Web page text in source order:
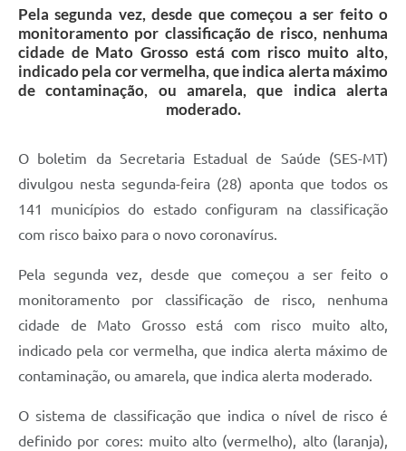
Pela segunda vez, desde que começou a ser feito o
monitoramento por classificação de risco, nenhuma
cidade de Mato Grosso está com risco muito alto,
indicado pela cor vermelha, que indica alerta máximo
de contaminação, ou amarela, que indica alerta
moderado.
O boletim da Secretaria Estadual de Saúde (SES-MT)
divulgou nesta segunda-feira (28) aponta que todos os
141 municípios do estado configuram na classificação
com risco baixo para o novo coronavírus.
Pela segunda vez, desde que começou a ser feito o
monitoramento por classificação de risco, nenhuma
cidade de Mato Grosso está com risco muito alto,
indicado pela cor vermelha, que indica alerta máximo de
contaminação, ou amarela, que indica alerta moderado.
O sistema de classificação que indica o nível de risco é
definido por cores: muito alto (vermelho), alto (laranja),